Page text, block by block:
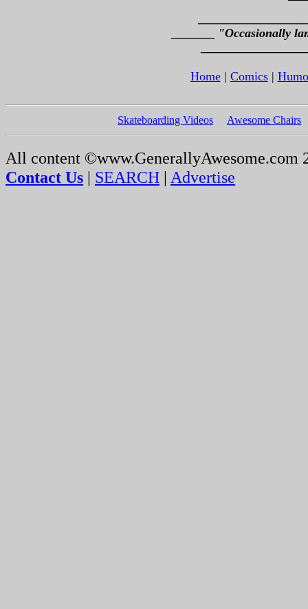
"Occasionally
Home| Comics|
Skateboarding Videos Awesome Chairs
All content ©www.GenerallyAwesome.com
Contact Us | SEARCH | Advertise